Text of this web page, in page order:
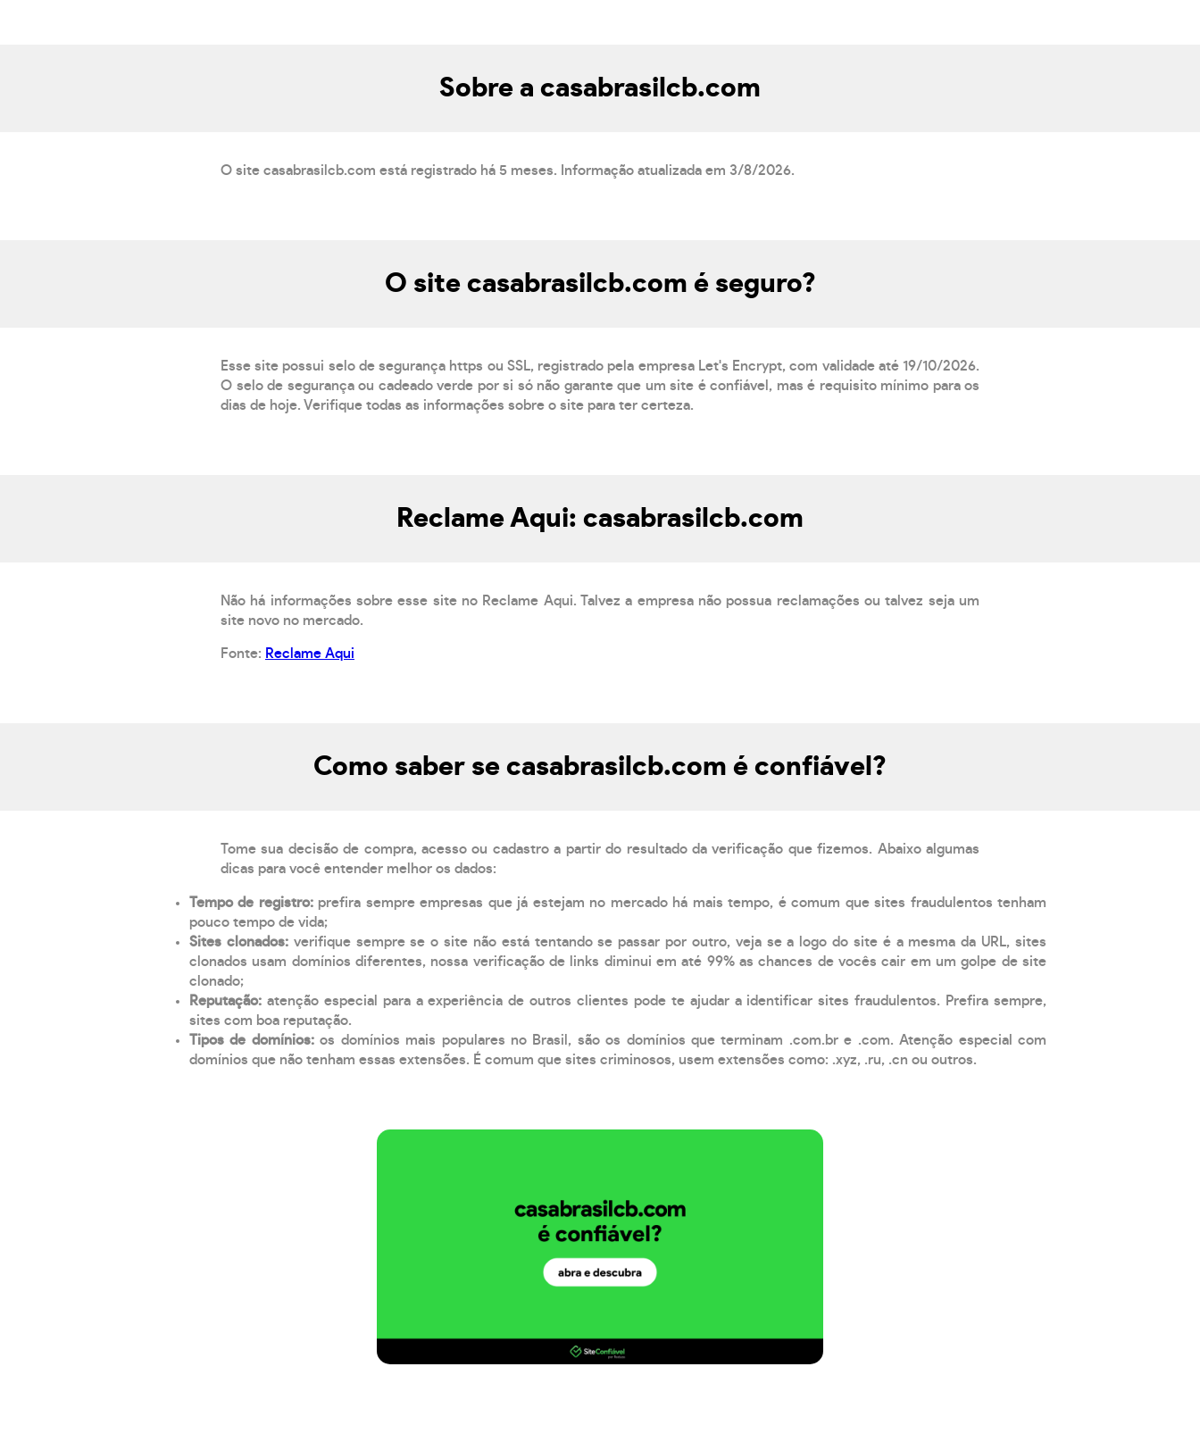
Sobre a casabrasilcb.com
O site casabrasilcb.com está registrado há 5 meses. Informação atualizada em 3/8/2026.
O site casabrasilcb.com é seguro?
Esse site possui selo de segurança https ou SSL, registrado pela empresa Let's Encrypt, com validade até 19/10/2026.
O selo de segurança ou cadeado verde por si só não garante que um site é confiável, mas é requisito mínimo para os
dias de hoje. Verifique todas as informações sobre o site para ter certeza.
Reclame Aqui: casabrasilcb.com
Não há informações sobre esse site no Reclame Aqui. Talvez a empresa não possua reclamações ou talvez seja um
site novo no mercado.
Fonte: Reclame Aqui
Como saber se casabrasilcb.com é confiável?
Tome sua decisão de compra, acesso ou cadastro a partir do resultado da verificação que fizemos. Abaixo algumas
dicas para você entender melhor os dados:
Tempo de registro: prefira sempre empresas que já estejam no mercado há mais tempo, é comum que sites fraudulentos tenham
pouco tempo de vida;
Sites clonados: verifique sempre se o site não está tentando se passar por outro, veja se a logo do site é a mesma da URL, sites
clonados usam domínios diferentes, nossa verificação de links diminui em até 99% as chances de vocês cair em um golpe de site
clonado;
Reputação: atenção especial para a experiência de outros clientes pode te ajudar a identificar sites fraudulentos. Prefira sempre,
sites com boa reputação.
Tipos de domínios:os domínios mais populares no Brasil, são os domínios que terminam .com.br e .com. Atenção especial com
domínios que não tenham essas extensões. É comum que sites criminosos, usem extensões como: .xyz, .ru, .cn ou outros.